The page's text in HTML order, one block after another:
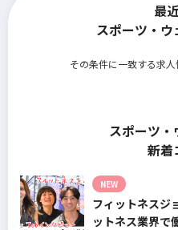
最
スポーツ・
その条件に一致する求人
スポーツ・
新着
NEW
フィットネスジ
ットネス業界で